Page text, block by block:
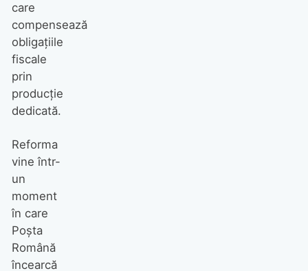
care
compensează
obligațiile
fiscale
prin
producție
dedicată.
Reforma
vine într-
un
moment
în care
Poșta
Română
încearcă